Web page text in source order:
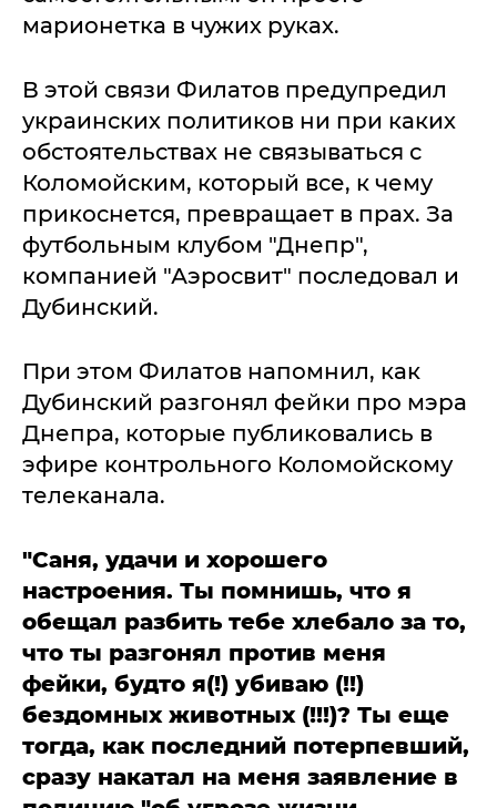
марионетка в чужих руках.
В этой связи Филатов предупредил
украинских политиков ни при каких
обстоятельствах не связываться с
Коломойским, который все, к чему
прикоснется, превращает в прах. За
футбольным клубом "Днепр",
компанией "Аэросвит" последовал и
Дубинский.
При этом Филатов напомнил, как
Дубинский разгонял фейки про мэра
Днепра, которые публиковались в
эфире контрольного Коломойскому
телеканала.
"Саня, удачи и хорошего
настроения. Ты помнишь, что я
обещал разбить тебе хлебало за то,
что ты разгонял против меня
фейки, будто я(!) убиваю (!!)
бездомных животных (!!!)? Ты еще
тогда, как последний потерпевший,
сразу накатал на меня заявление в